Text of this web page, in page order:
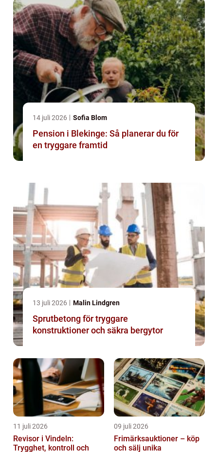
14 juli 2026 Sofia Blom
Pension i Blekinge: Så planerar du för
en tryggare framtid
13 juli 2026 Malin Lindgren
Sprutbetong för tryggare
konstruktioner och säkra bergytor
11 juli 2026
Revisor i Vindeln:
Trygghet, kontroll och
09 juli 2026
Frimärksauktioner – köp
och sälj unika